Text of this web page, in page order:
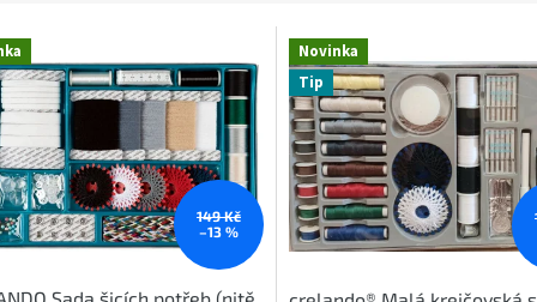
149 Kč
–13 %
Novinka
Tip